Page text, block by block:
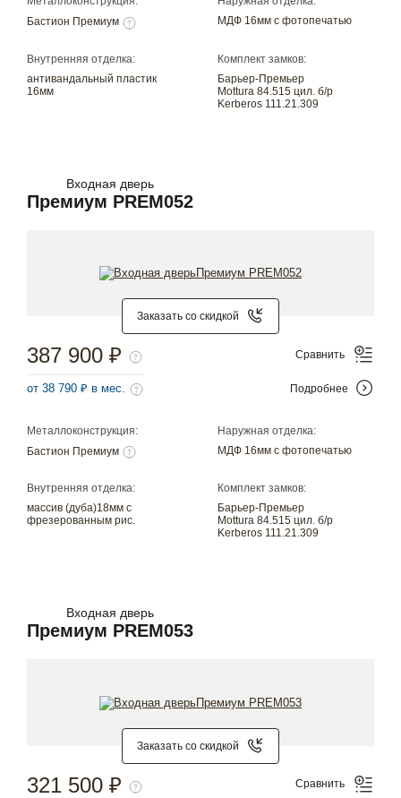
Бастион Премиум
МДФ 16мм с фотопечатью
Внутренняя отделка:
антивандальный пластик
16мм
Комплект замков:
Барьер-Премьер
Mottura 84.515 цил. б/р
Kerberos 111.21.309
Входная дверь
Премиум PREM052
Заказать со скидкой
Металлоконструкция:
Бастион Премиум
Наружная отделка:
МДФ 16мм с фотопечатью
Внутренняя отделка:
массив (дуба)18мм с
фрезерованным рис.
Комплект замков:
Барьер-Премьер
Mottura 84.515 цил. б/р
Kerberos 111.21.309
387 900 ₽
от 38 790 ₽ в мес.
Сравнить
Подробнее
Входная дверь
Премиум PREM053
Заказать со скидкой
321 500 ₽ Сравнить